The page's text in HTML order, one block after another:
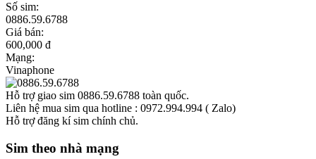
Số sim:
0886.59.6788
Giá bán:
600,000 đ
Mạng:
Vinaphone
Hỗ trợ giao sim 0886.59.6788 toàn quốc.
Liên hệ mua sim qua hotline : 0972.994.994 ( Zalo)
Hỗ trợ đăng kí sim chính chủ.
Sim theo nhà mạng